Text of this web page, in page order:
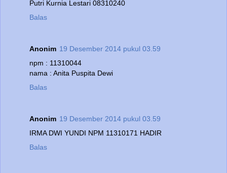
Putri Kurnia Lestari 08310240
Balas
Anonim 19 Desember 2014 pukul 03.59
npm : 11310044
nama : Anita Puspita Dewi
Balas
Anonim 19 Desember 2014 pukul 03.59
IRMA DWI YUNDI NPM 11310171 HADIR
Balas